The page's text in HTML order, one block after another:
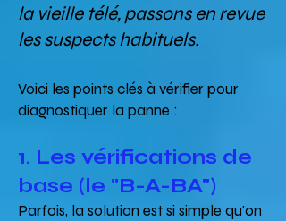
la vieille télé, passons en revue
les suspects habituels.
Voici les points clés à vérifier pour
diagnostiquer la panne :
1. Les vérifications de
base (le "B-A-BA")
Parfois, la solution est si simple qu'on